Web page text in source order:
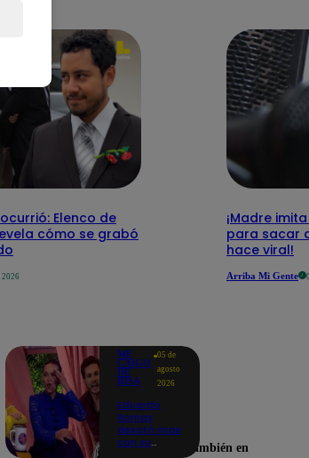
Elenco de
cómo se grabó
2026
¡Madre
para sacar
hace viral!
Arriba Mi Gente
ME
CAIGO
DE
RISA
05 de
agosto
2026
Eduardo
Romay
desató risas
con su
Encuéntranos también en